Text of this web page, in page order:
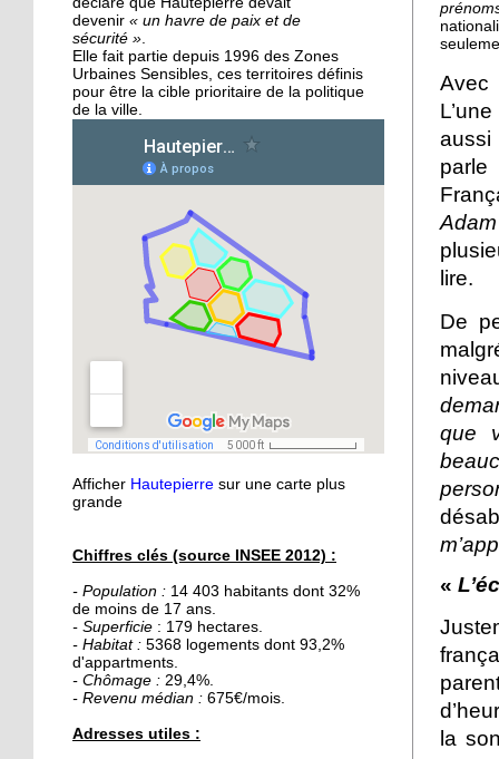
24 septembre 2015
Horizome s'enracine
doucement dans le
quartier
23 septembre 2015
21 septembre 2015
Nouvelle médiathèque :
les usagers satisfaits
pour le lycée musulman
18 septembre 2015
Les percus comme vous
16 septembre 2015
De la Passerelle au
Ricochet
16 septembre 2015
Table et Culture
devenir « un havre de paix et de
sécurité ».
Elle fait partie depuis 1996 des Zones
Urbaines Sensibles, ces territoires définis
pour être la cible prioritaire de la politique
de la ville.
Afficher Hautepierre sur une carte plus
grande
Chiffres clés (source INSEE 2012) :
- Population : 14 403 habitants dont 32%
de moins de 17 ans.
- Superficie : 179 hectares.
- Habitat : 5368 logements dont 93,2%
d'appartments.
- Chômage : 29,4%.
- Revenu médian : 675€/mois.
Adresses utiles :
Avec
aussi
parle
Adam
lire.
De
que
«
la